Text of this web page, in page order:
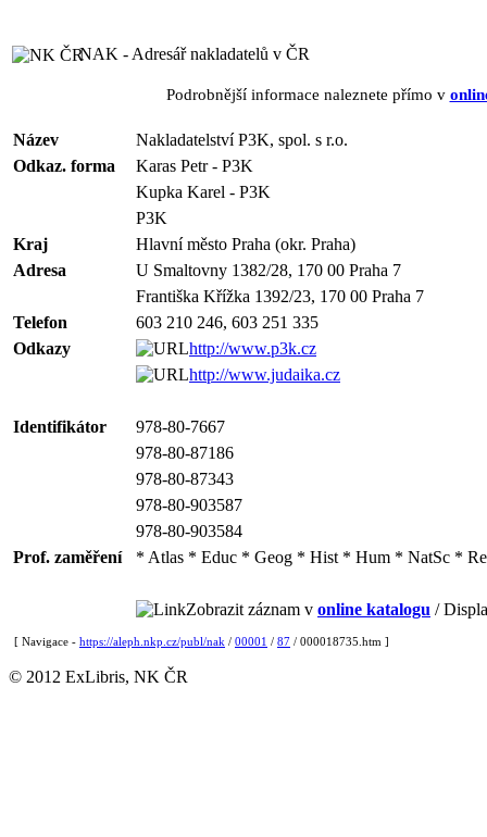
NAK - Adresář nakladatelů v ČR
Podrobnější informace naleznete přímo v
Název
Nakladatelství P3K, spol. s r.o.
Odkaz. forma
Karas Petr - P3K
Kupka Karel - P3K
P3K
Kraj
Hlavní město Praha (okr. Praha)
Adresa
U Smaltovny 1382/28, 170 00 Praha 7
Františka Křížka 1392/23, 170 00 Praha 7
Telefon
603 210 246, 603 251 335
Odkazy
http://www.p3k.cz
http://www.judaika.cz
Identifikátor
978-80-7667
978-80-87186
978-80-87343
978-80-903587
978-80-903584
Prof. zaměření
* Atlas * Educ * Geog * Hist * Hum * NatSc *
Zobrazit záznam v online katalogu /
[ Navigace - https://aleph.nkp.cz/publ/nak / 00001 / 87 / 000018735.htm ]
© 2012 ExLibris, NK ČR